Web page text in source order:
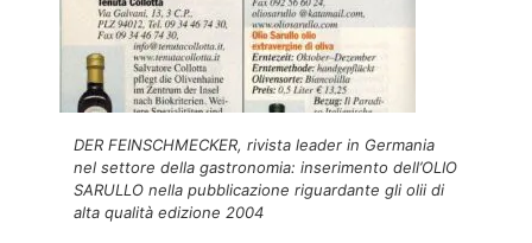
DER FEINSCHMECKER, rivista leader in Germania
nel settore della gastronomia: inserimento dell’OLIO
SARULLO nella pubblicazione riguardante gli olii di
alta qualità edizione 2004